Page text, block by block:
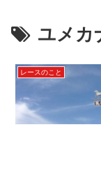
ユメカ
レースのこと